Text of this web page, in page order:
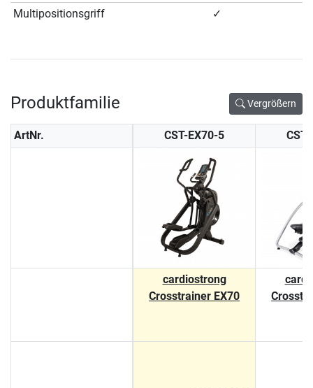
Multipositionsgriff
✓
Produktfamilie Vergrößern
ArtNr. CST-EX70-5
cardiostrong
Crosstrainer EX70